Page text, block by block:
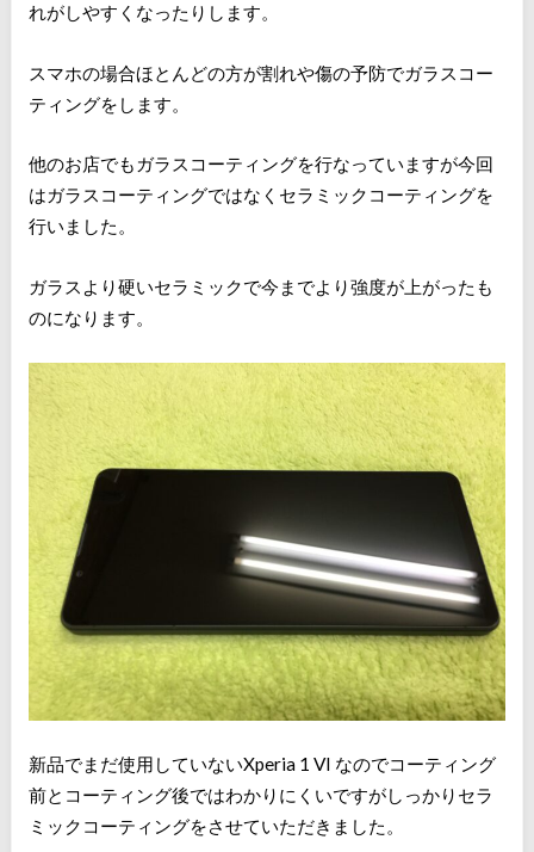
れがしやすくなったりします。
スマホの場合ほとんどの方が割れや傷の予防でガラスコー
ティングをします。
他のお店でもガラスコーティングを行なっていますが今回
はガラスコーティングではなくセラミックコーティングを
行いました。
ガラスより硬いセラミックで今までより強度が上がったも
のになります。
新品でまだ使用していないXperia 1 VI なのでコーティング
前とコーティング後ではわかりにくいですがしっかりセラ
ミックコーティングをさせていただきました。